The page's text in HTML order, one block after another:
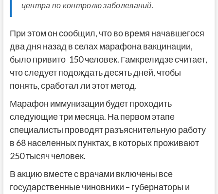
центра по контролю заболеваний.
При этом он сообщил, что во время начавшегося
два дня назад в селах марафона вакцинации,
было привито 150 человек. Гамкрелидзе считает,
что следует подождать десять дней, чтобы
понять, сработал ли этот метод.
Марафон иммунизации будет проходить
следующие три месяца. На первом этапе
специалисты проводят разъяснительную работу
в 68 населенных пунктах, в которых проживают
250 тысяч человек.
В акцию вместе с врачами включены все
государственные чиновники – губернаторы и